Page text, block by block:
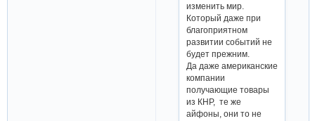
изменить мир.
Который даже при
благоприятном
развитии событий не
будет прежним.
Да даже американские
компании
получающие товары
из КНР, те же
айфоны, они то не